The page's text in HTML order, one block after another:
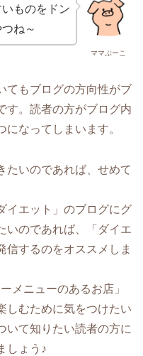
ママぶーこ
ものをドン
ね～
てもブログの方向性がブ
す。読者の方がブログ内
なってしまいます。
たいのであれば、せめて
イエット」のブログにグ
いのであれば、「ダイエ
信するのをオススメしま
メニューのあるお店」
しむために気をつけたい
いて知りたい読者の方に
しょう♪